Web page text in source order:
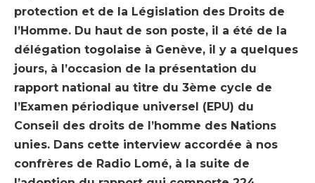
protection et de la Législation des Droits de
l’Homme. Du haut de son poste, il a été de la
délégation togolaise à Genève, il y a quelques
jours, à l’occasion de la présentation du
rapport national au titre du 3ème cycle de
l’Examen périodique universel (EPU) du
Conseil des droits de l’homme des Nations
unies. Dans cette interview accordée à nos
confrères de Radio Lomé, à la suite de